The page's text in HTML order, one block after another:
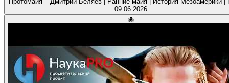
09.06.2026
🐙